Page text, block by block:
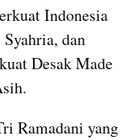
Indonesia
dan
Desak Made
Ramadani yang